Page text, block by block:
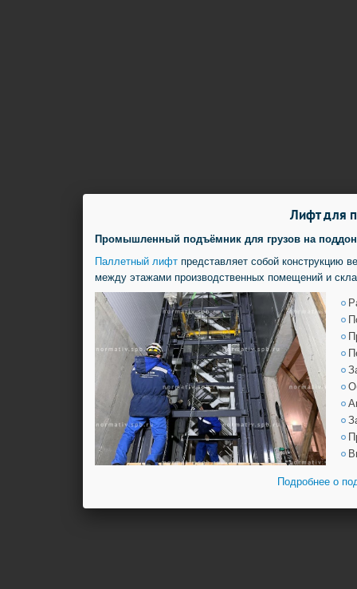
Лифт для
Промышленный подъёмник для грузов на
Паллетный лифт представляет собой конструкцию
между этажами производственных помещений и
Подробнее о